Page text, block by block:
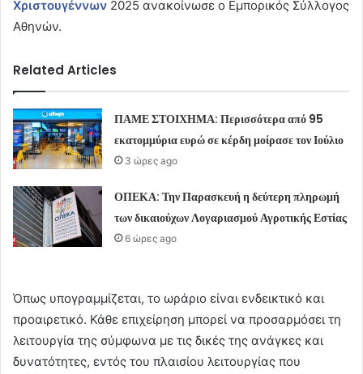
Χριστουγέννων 2025 ανακοίνωσε ο Εμπορικός Σύλλογος
Αθηνών.
Related Articles
ΠΑΜΕ ΣΤΟΙΧΗΜΑ: Περισσότερα από 95
εκατομμύρια ευρώ σε κέρδη μοίρασε τον Ιούλιο
3 ώρες ago
ΟΠΕΚΑ: Την Παρασκευή η δεύτερη πληρωμή
των δικαιούχων Λογαριασμού Αγροτικής Εστίας
6 ώρες ago
Όπως υπογραμμίζεται, το ωράριο είναι ενδεικτικό και
προαιρετικό. Κάθε επιχείρηση μπορεί να προσαρμόσει τη
λειτουργία της σύμφωνα με τις δικές της ανάγκες και
δυνατότητες, εντός του πλαισίου λειτουργίας που